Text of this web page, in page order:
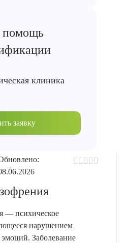
— психическое
нарушением
Заболевание
помощь
клиника
заявку